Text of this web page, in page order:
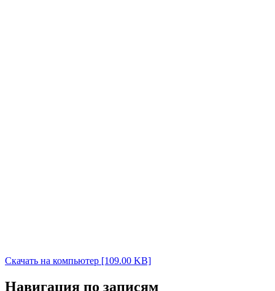
Скачать на компьютер [109.00 KB]
Навигация по записям